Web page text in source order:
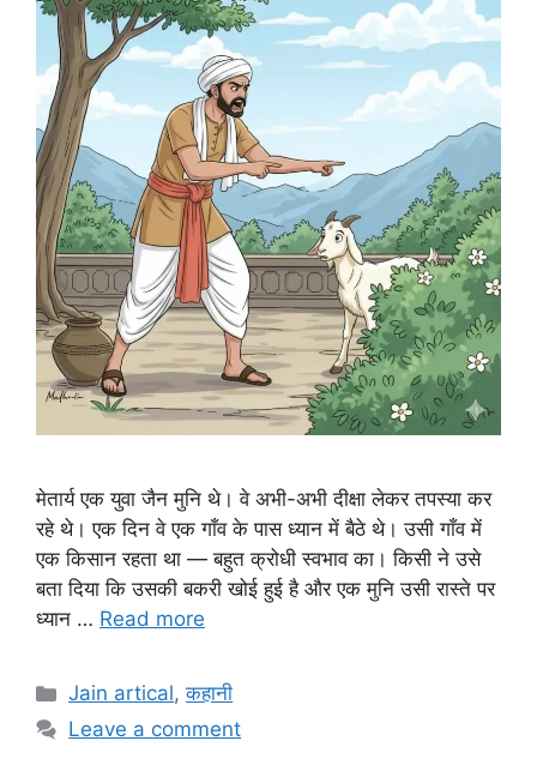
मेतार्य एक युवा जैन मुनि थे। वे अभी-अभी दीक्षा लेकर तपस्या कर
रहे थे। एक दिन वे एक गाँव के पास ध्यान में बैठे थे। उसी गाँव में
एक किसान रहता था — बहुत क्रोधी स्वभाव का। किसी ने उसे
बता दिया कि उसकी बकरी खोई हुई है और एक मुनि उसी रास्ते पर
ध्यान … Read more
Categories
Jain artical,कहानी
Leave a comment